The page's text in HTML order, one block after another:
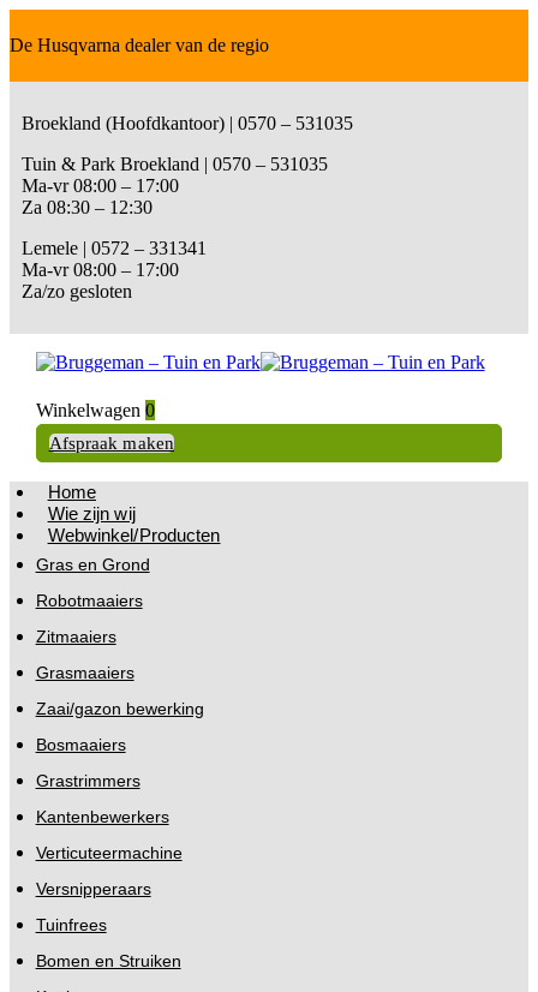
De Husqvarna dealer van de regio
Broekland (Hoofdkantoor) | 0570 – 531035
Tuin & Park Broekland | 0570 – 531035
Ma-vr 08:00 – 17:00
Za 08:30 – 12:30
Lemele | 0572 – 331341
Ma-vr 08:00 – 17:00
Za/zo gesloten
Winkelwagen 0
Afspraak maken
Home
Wie zijn wij
Webwinkel/Producten
Gras en Grond
Robotmaaiers
Zitmaaiers
Grasmaaiers
Zaai/gazon bewerking
Bosmaaiers
Grastrimmers
Kantenbewerkers
Verticuteermachine
Versnipperaars
Tuinfrees
Bomen en Struiken